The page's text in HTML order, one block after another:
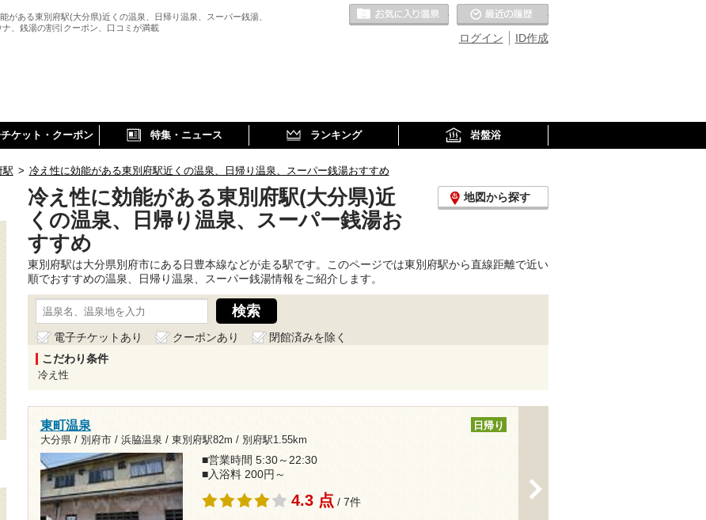
がある東別府駅(大分県)近くの温泉、日帰り温泉、スーパー銭湯、
ナ、銭湯の割引クーポン、口コミが満載
ID作成
ログイン
お気に入りの温泉
ケット・クーポン 特集・ニュース ランキング 岩盤浴
駅 > 冷え性に効能がある東別府駅近くの温泉、日帰り温泉、スーパー銭湯おすすめ
冷え性に効能がある東別府駅(大分県)近
くの温泉、日帰り温泉、スーパー銭湯お
すすめ
地図から探す
東別府駅は大分県別府市にある日豊本線などが走る駅です。このページでは東別府駅から直線距離で近い
順でおすすめの温泉、日帰り温泉、スーパー銭湯情報をご紹介します。
電子チケットあり クーポンあり
閉館済みを除く
こだわり条件
冷え性
東町温泉
大分県 / 別府市 / 浜脇温泉 / 東別府駅82m / 別府駅1.55km
日帰り
■営業時間 5:30～22:30
■入浴料 200円～
4.3 点 / 7件